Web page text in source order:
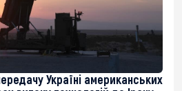
Україні американських